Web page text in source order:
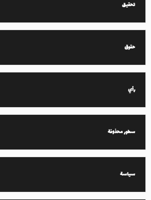
تحقيق
حقوق
رأي
سطور محذوفة
سياسة